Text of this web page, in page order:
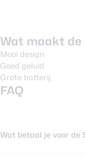
Wat maakt de
Mooi design
Goed geluid
Grote batterij
FAQ
Wat betaal je voor de